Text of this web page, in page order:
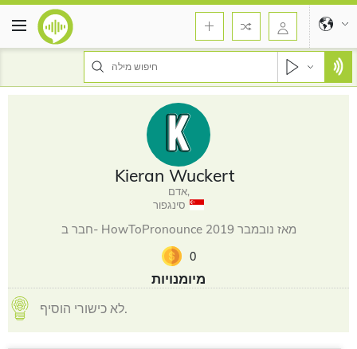
Kieran Wuckert
אדם,
סינגפור
חבר ב- HowToPronounce מאז נובמבר 2019
0
מיומנויות
לא כישורי הוסיף.